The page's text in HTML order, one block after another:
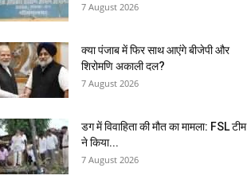
7 August 2026
क्या पंजाब में फिर साथ आएंगे बीजेपी और
शिरोमणि अकाली दल?
7 August 2026
डग में विवाहिता की मौत का मामला: FSL टीम
ने किया...
7 August 2026